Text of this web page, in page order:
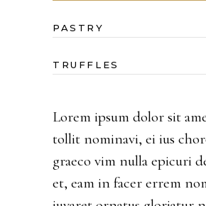
PASTRY
TRUFFLES
Lorem ipsum dolor sit
tollit nominavi, ei ius
graeco vim nulla epicuri
et, eam in facer errem